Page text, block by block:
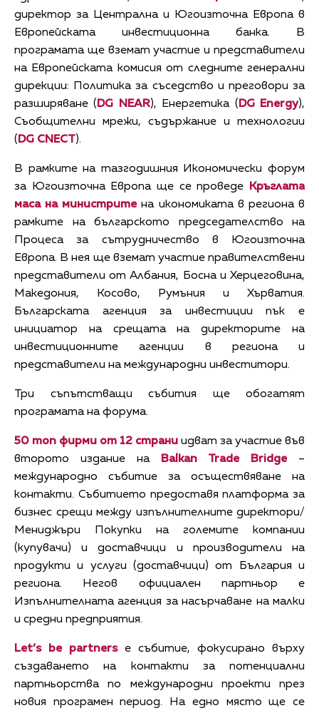
директор за Централна и Югоизточна Европа в
Европейската инвестиционна банка. В
програмата ще вземат участие и представители
на Европейската комисия от следните генерални
дирекции: Политика за съседство и преговори за
разширяване ( DG NEAR), Енергетика ( DG Energy),
Съобщителни мрежи, съдържание и технологии
( DG CNECT).
В рамките на тазгодишния Икономически форум
за Югоизточна Европа ще се проведе
Кръглата
маса на министритена икономиката в региона в
рамките на българското председателство на
Процеса за сътрудничество в Югоизточна
Европа. В нея ще вземат участие правителствени
представители от Албания, Босна и Херцеговина,
Македония, Косово, Румъния и Хърватия.
Българската агенция за инвестиции пък е
инициатор на срещата на директорите на
инвестиционните агенции в региона и
представители на международни инвеститори.
Три съпътстващи събития ще обогатят
програмата на форума.
50 топ фирми от 12 страни идват за участие във
второто издание наBalkan Trade Bridge–
международно събитие за осъществяване на
контакти. Събитието предоставя платформа за
бизнес срещи между изпълнителните директори/
Мениджъри Покупки на големите компании
(купувачи) и доставчици и производители на
продукти и услуги (доставчици) от България и
региона. Негов официален партньор е
Изпълнителната агенция за насърчаване на малки
и средни предприятия.
Let’s be partnerse събитие, фокусирано върху
създаването на контакти за потенциални
партньорства по международни проекти през
новия програмен период. На едно място ще се